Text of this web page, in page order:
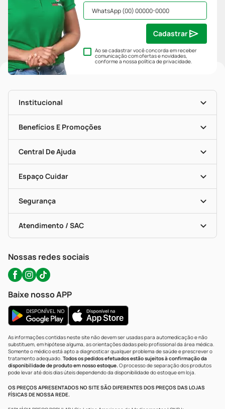
Ao se cadastrar você concorda em receber
comunicação com ofertas e novidades,
conforme a nossapolítica de privacidade.
Cadastrar
Institucional
História
Nossas Lojas
Mapa De Categorias
Blog Da PP
Seja Uma Loja Parceira
Benefícios E Promoções
Clube PP
Convênios
Programa Popular Do Brasil
Encarte De Ofertas
Dermaclub
Descontos De Laboratório (PBM)
Cupons E Ofertas
Central De Ajuda
Entrega
Recompra Programada
Compras Com Receita
Alomed (tele-Entrega)
Formas De Pagamento
Troca E Devolução
Bulas De A A Z
Políticas De Marketplace
Espaço Cuidar
Vacinas
Serviços Farmacêuticos
Testes Rápidos
Autoteste Covid-19
Segurança
Certificado De Segurança
Portal Da Privacidade
Atendimento / SAC
WhatsApp (47) 9202-1687
Nossas redes sociais
Baixe nosso APP
As informações contidas neste site não devem ser usadas para automedicação e não
substituem, em hipótese alguma, as orientações dadas pelo profissional da área médica.
Somente o médico está apto a diagnosticar qualquer problema de saúde e prescrever o
tratamento adequado. Todos os pedidos efetuados estão sujeitos à confirmação da
disponibilidade de produto em nosso estoque.O processo de separação dos produtos
pode levar até dois dias úteis dependendo da disponibilidade do estoque em loja.
OS PREÇOS APRESENTADOS NO SITE SÃO DIFERENTES DOS PREÇOS DAS LOJAS
FÍSICAS DE NOSSA REDE.